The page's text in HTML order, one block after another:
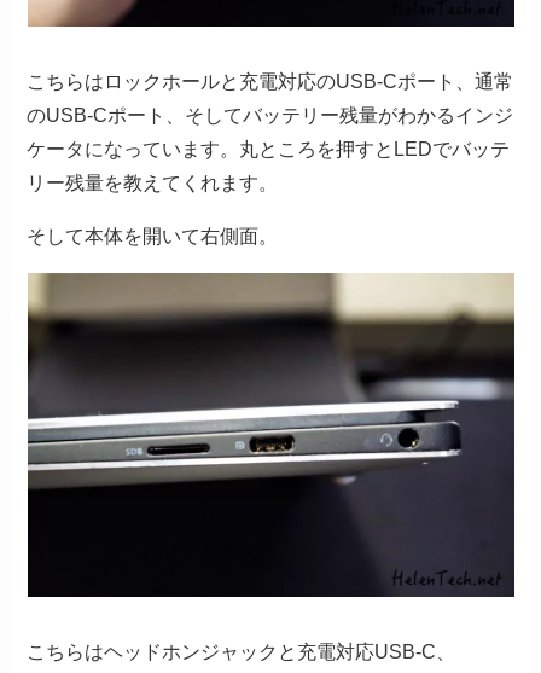
こちらはロックホールと充電対応のUSB-Cポート、通常
のUSB-Cポート、そしてバッテリー残量がわかるインジ
ケータになっています。丸ところを押すとLEDでバッテ
リー残量を教えてくれます。
そして本体を開いて右側面。
こちらはヘッドホンジャックと充電対応USB-C、